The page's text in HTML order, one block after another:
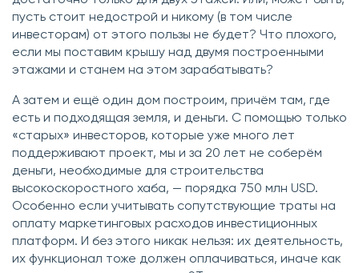
пусть стоит недострой и никому (в том числе
инвесторам) от этого пользы не будет? Что плохого,
если мы поставим крышу над двумя построенными
этажами и станем на этом зарабатывать?
А затем и ещё один дом построим, причём там, где
есть и подходящая земля, и деньги. С помощью только
«старых» инвесторов, которые уже много лет
поддерживают проект, мы и за 20 лет не соберём
деньги, необходимые для строительства
высокоскоростного хаба, — порядка 750 млн USD.
Особенно если учитывать сопутствующие траты на
оплату маркетинговых расходов инвестиционных
платформ. И без этого никак нельзя: их деятельность,
их функционал тоже должен оплачиваться, иначе как